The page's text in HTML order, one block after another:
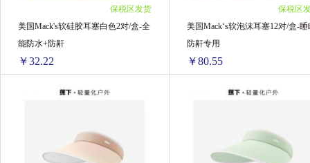
ANGSNAKE 沸蛇 麦迪安
晴天大白
保税区发货
美国Mack's软硅胶耳塞白色2对/盒-全
能防水+防鼾
￥32.22
1盒 ￥49.37(￥49.37/单盒)
2盒 ￥82.86(￥41.43/单盒)
保税区
美国Mack‘s软泡沫耳塞12对/盒-睡
防鼾专用
￥80.55
1盒 ￥112(￥112/单盒)
2盒 ￥193.3(￥96.65/单盒)